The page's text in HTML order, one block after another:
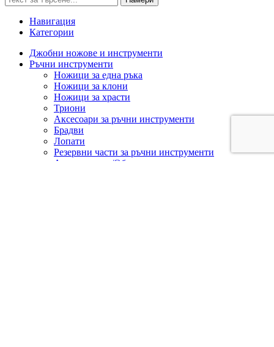
Навигация
Категории
Джобни ножове и инструменти
Ръчни инструменти
Ножици за една ръка
Ножици за клони
Ножици за храсти
Триони
Аксесоари за ръчни инструменти
Брадви
Лопати
Резервни части за ръчни инструменти
Ашладисване/Облагородяване